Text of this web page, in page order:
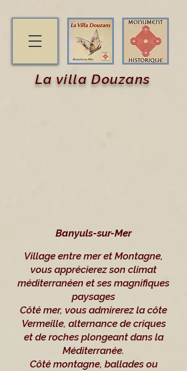
La villa Douzans
Banyuls-sur-Mer
Village entre mer et Montagne,
vous apprécierez son climat
méditerranéen et ses magnifiques
paysages
Côté mer, vous admirerez la côte
Vermeille, alternance de criques
et de roches plongeant dans la
Méditerranée.
Côté montagne, ballades ou